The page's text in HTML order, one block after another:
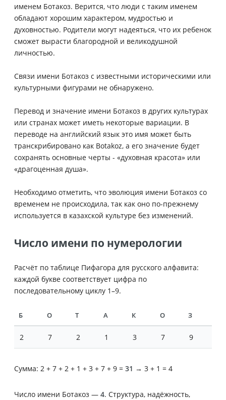
именем Ботакоз. Верится, что люди с таким именем
обладают хорошим характером, мудростью и
духовностью. Родители могут надеяться, что их ребенок
сможет вырасти благородной и великодушной
личностью.
Связи имени Ботакоз с известными историческими или
культурными фигурами не обнаружено.
Перевод и значение имени Ботакоз в других культурах
или странах может иметь некоторые вариации. В
переводе на английский язык это имя может быть
транскрибировано как Botakoz, а его значение будет
сохранять основные черты - «духовная красота» или
«драгоценная душа».
Необходимо отметить, что эволюция имени Ботакоз со
временем не происходила, так как оно по-прежнему
используется в казахской культуре без изменений.
Число имени по нумерологии
Расчёт по таблице Пифагора для русского алфавита:
каждой букве соответствует цифра по
последовательному циклу 1–9.
Б О Т А К О З
2 7 2 1 3 7 9
Сумма: 2 + 7 + 2 + 1 + 3 + 7 + 9 = 31 → 3 + 1 = 4
Число имени Ботакоз — 4. Структура, надёжность,